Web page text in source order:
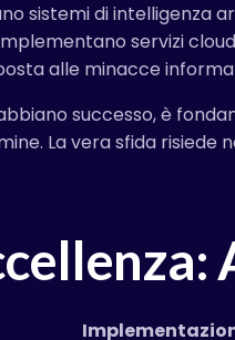
sistemi di
servizi
alle minacce
successo, è
La vera sfida